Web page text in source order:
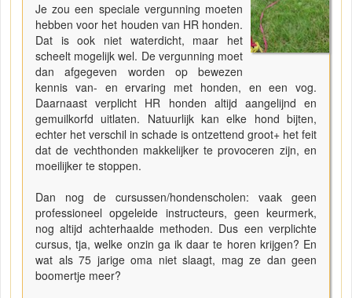
Je zou een speciale vergunning moeten
hebben voor het houden van HR honden.
Dat is ook niet waterdicht, maar het
scheelt mogelijk wel. De vergunning moet
dan afgegeven worden op bewezen
kennis van- en ervaring met honden, en een vog.
Daarnaast verplicht HR honden altijd aangelijnd en
gemuilkorfd uitlaten. Natuurlijk kan elke hond bijten,
echter het verschil in schade is ontzettend groot+ het feit
dat de vechthonden makkelijker te provoceren zijn, en
moeilijker te stoppen.
Dan nog de cursussen/hondenscholen: vaak geen
professioneel opgeleide instructeurs, geen keurmerk,
nog altijd achterhaalde methoden. Dus een verplichte
cursus, tja, welke onzin ga ik daar te horen krijgen? En
wat als 75 jarige oma niet slaagt, mag ze dan geen
boomertje meer?